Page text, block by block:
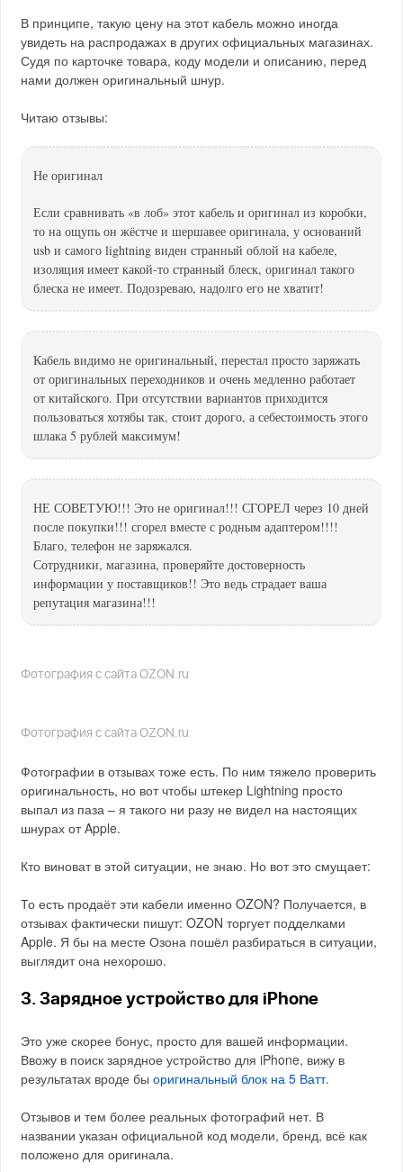
В принципе, такую цену на этот кабель можно иногда
увидеть на распродажах в других официальных магазинах.
Судя по карточке товара, коду модели и описанию, перед
нами должен оригинальный шнур.
Читаю отзывы:
Не оригинал
Если сравнивать «в лоб» этот кабель и оригинал из коробки,
то на ощупь он жёстче и шершавее оригинала, у оснований
usb и самого lightning виден странный облой на кабеле,
изоляция имеет какой-то странный блеск, оригинал такого
блеска не имеет. Подозреваю, надолго его не хватит!
Кабель видимо не оригинальный, перестал просто заряжать
от оригинальных переходников и очень медленно работает
от китайского. При отсутствии вариантов приходится
пользоваться хотябы так, стоит дорого, а себестоимость этого
шлака 5 рублей максимум!
НЕ СОВЕТУЮ!!! Это не оригинал!!! СГОРЕЛ через 10 дней
после покупки!!! сгорел вместе с родным адаптером!!!!
Благо, телефон не заряжался.
Сотрудники, магазина, проверяйте достоверность
информации у поставщиков!! Это ведь страдает ваша
репутация магазина!!!
Фотография с сайта OZON.ru
Фотография с сайта OZON.ru
Фотографии в отзывах тоже есть. По ним тяжело проверить
оригинальность, но вот чтобы штекер Lightning просто
выпал из паза – я такого ни разу не видел на настоящих
шнурах от Apple.
Кто виноват в этой ситуации, не знаю. Но вот это смущает:
То есть продаёт эти кабели именно OZON? Получается, в
отзывах фактически пишут: OZON торгует подделками
Apple. Я бы на месте Озона пошёл разбираться в ситуации,
выглядит она нехорошо.
3. Зарядное устройство для iPhone
Это уже скорее бонус, просто для вашей информации.
Ввожу в поиск зарядное устройство для iPhone, вижу в
результатах вроде быоригинальный блок на 5 Ватт.
Отзывов и тем более реальных фотографий нет. В
названии указан официальной код модели, бренд, всё как
положено для оригинала.